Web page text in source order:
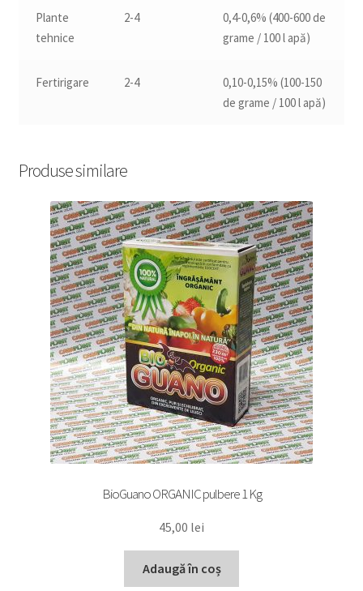
Plante
tehnice
2-4
0,4-0,6% (400-600 de
grame / 100 l apă)
Fertirigare 2-4
0,10-0,15% (100-150
de grame / 100 l apă)
Produse similare
BioGuano ORGANIC pulbere 1 Kg
45,00 lei
Adaugă în coș